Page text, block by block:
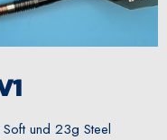
und 23g Steel